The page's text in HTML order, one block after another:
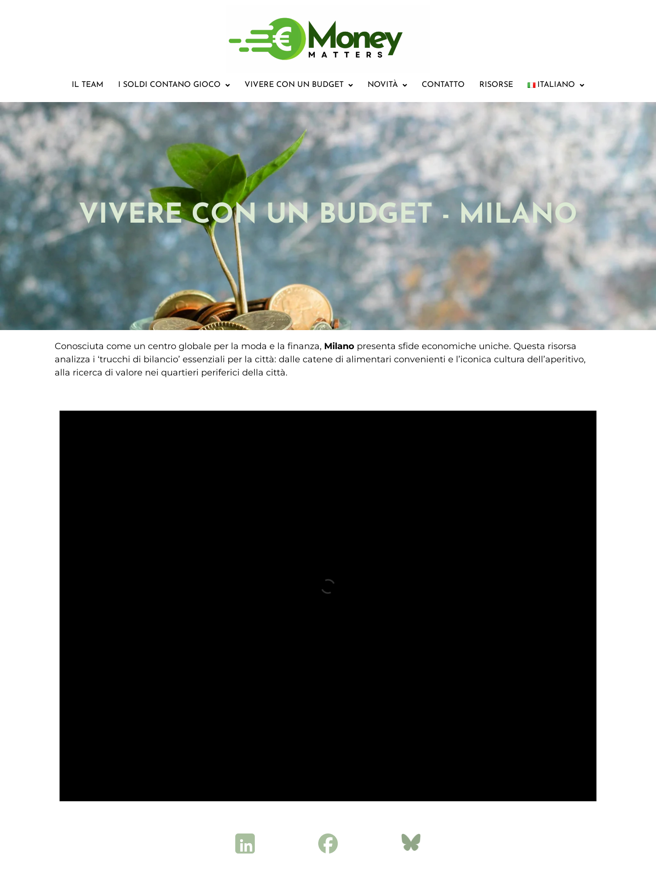
IL TEAM I SOLDI CONTANO GIOCO VIVERE CON UN BUDGET NOVITÀ CONTATTO RISORSE ITALIANO
VIVERE CON UN BUDGET - MILANO
Conosciuta come un centro globale per la moda e la finanza, Milano presenta sfide economiche uniche. Questa risorsa
analizza i ‘trucchi di bilancio’ essenziali per la città: dalle catene di alimentari convenienti e l’iconica cultura dell’aperitivo,
alla ricerca di valore nei quartieri periferici della città.